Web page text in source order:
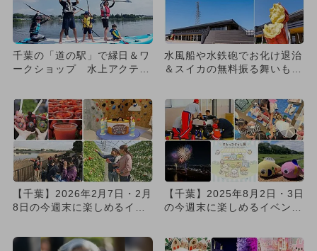
千葉の「道の駅」で縁日＆ワ
ークショップ 水上アクティ
水風船や水鉄砲でお化け退治
＆スイカの無料振る舞いも！
【千葉】2026年2月7日・2月
8日の今週末に楽しめるイベ
【千葉】2025年8月2日・3日
の今週末に楽しめるイベント